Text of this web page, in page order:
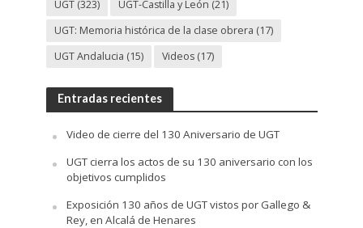
UGT(323) UGT-Castilla y León (21)
UGT: Memoria histórica de la clase obrera (17)
UGT Andalucia (15) Videos(17)
Entradas recientes
Video de cierre del 130 Aniversario de UGT
UGT cierra los actos de su 130 aniversario con los
objetivos cumplidos
Exposición 130 años de UGT vistos por Gallego &
Rey, en Alcalá de Henares